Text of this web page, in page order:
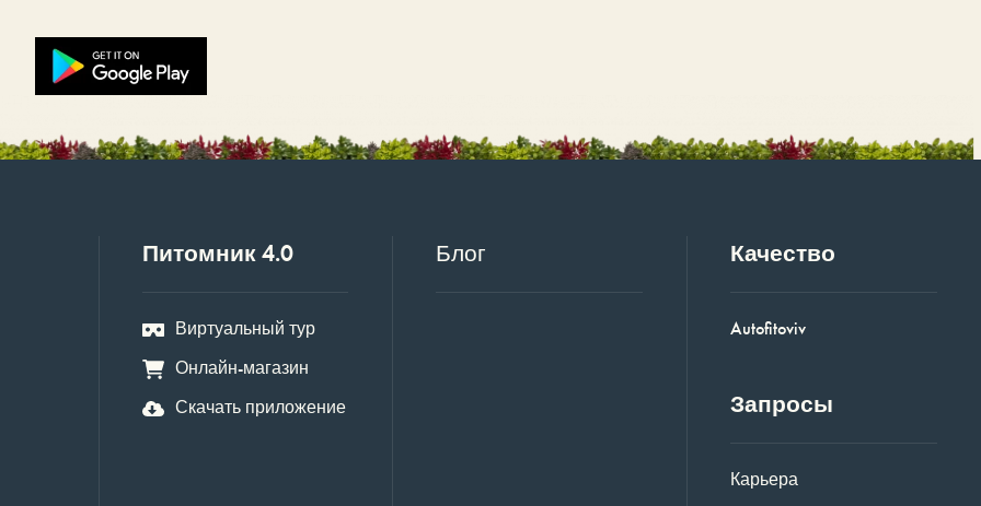
Питомник 4.0
Виртуальный тур
Онлайн-магазин
Скачать приложение
Блог Качество
Autofitoviv
Запросы
Карьера